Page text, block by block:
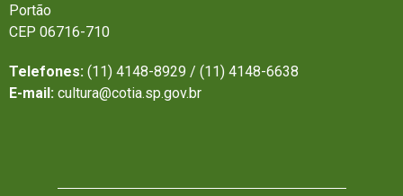
Portão
CEP 06716-710
Telefones: (11) 4148-8929 / (11) 4148-6638
E-mail: cultura@cotia.sp.gov.br